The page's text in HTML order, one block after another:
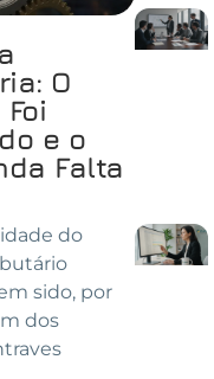
O
e o
Falta
do
sido, por
dos